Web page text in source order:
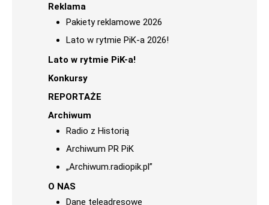
Reklama
Pakiety reklamowe 2026
Lato w rytmie PiK-a 2026!
Lato w rytmie PiK-a!
Konkursy
REPORTAŻE
Archiwum
Radio z Historią
Archiwum PR PiK
„Archiwum.radiopik.pl”
O NAS
Dane teleadresowe